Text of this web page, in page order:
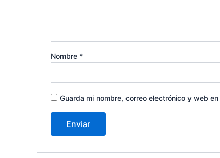
Nombre *
Guarda mi nombre, correo electrónico y web